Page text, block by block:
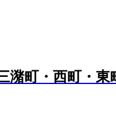
潴町・西町・東